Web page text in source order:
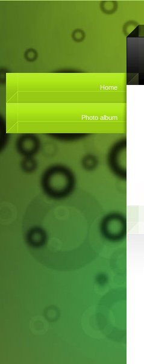
Home
Photo album